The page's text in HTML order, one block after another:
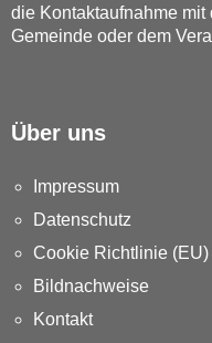
die Kontaktaufnahme
Gemeinde oder dem
Über uns
Impressum
Datenschutz
Cookie Richtlinie (EU)
Bildnachweise
Kontakt